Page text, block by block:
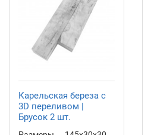
Карельская береза с
3D переливом |
Брусок 2 шт.